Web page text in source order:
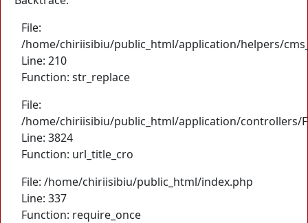
File:
/home/chiriisibiu/public_html/application/helpers/
Line: 210
Function: str_replace
File:
/home/chiriisibiu/public_html/application/controllers/
Line: 3824
Function: url_title_cro
File: /home/chiriisibiu/public_html/index.php
Line: 337
Function: require_once